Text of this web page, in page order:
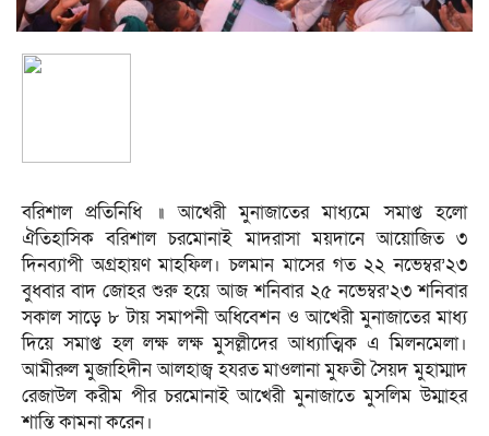
বরিশাল প্রতিনিধি ॥ আখেরী মুনাজাতের মাধ্যমে সমাপ্ত হলো
ঐতিহাসিক বরিশাল চরমোনাই মাদরাসা ময়দানে আয়োজিত ৩
দিনব্যাপী অগ্রহায়ণ মাহফিল। চলমান মাসের গত ২২ নভেম্বর’২৩
বুধবার বাদ জোহর শুরু হয়ে আজ শনিবার ২৫ নভেম্বর’২৩ শনিবার
সকাল সাড়ে ৮ টায় সমাপনী অধিবেশন ও আখেরী মুনাজাতের মাধ্য
দিয়ে সমাপ্ত হল লক্ষ লক্ষ মুসল্লীদের আধ্যাত্মিক এ মিলনমেলা।
আমীরুল মুজাহিদীন আলহাজ্ব হযরত মাওলানা মুফতী সৈয়দ মুহাম্মাদ
রেজাউল করীম পীর চরমোনাই আখেরী মুনাজাতে মুসলিম উম্মাহর
শান্তি কামনা করেন।